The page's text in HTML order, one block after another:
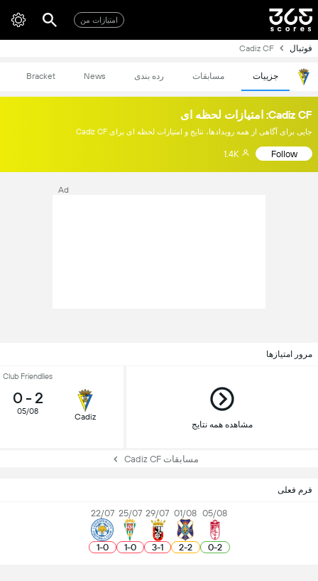
امتیازات من
فوتبال Cadiz CF
جزییات مسابقات رده بندی News
Bracket
Cadiz CF: امتیازات لحظه ای
جایی برای آگاهی از همه رویدادها، نتایج و امتیازات لحظه ای برای Cadiz CF
Follow
1.4K
Ad
مرور امتیازها
مشاهده همه نتایج
Club Friendlies
Cadiz
2
-
0
05/08
مسابقات Cadiz CF
فرم فعلی
05/08
2
-
0
01/08
2
-
2
29/07
1
-
3
25/07
0
-
1
22/07
0
-
1